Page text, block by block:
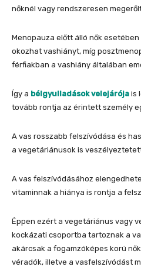
nőknél vagy rendszeresen
Menopauza előtt álló nők
okozhat vashiányt, míg
férfiakban a vashiány általában
Így a bélgyulladások velejárója is
tovább rontja az érintett személy
A vas rosszabb felszívódása és
a vegetáriánusok is
A vas felszívódásához
vitaminnak a hiánya is rontja a
Éppen ezért a vegetáriánus vagy
kockázati csoportba tartoznak a
akárcsak a fogamzóképes korú
véradók, illetve a vasfelszívódást